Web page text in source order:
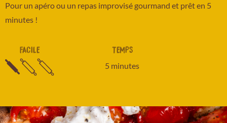
Pour un apéro ou un repas improvisé gourmand et prêt en 5
minutes !
FACILE TEMPS
5 minutes